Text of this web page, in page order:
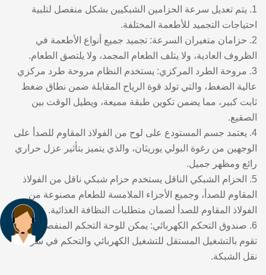
1. يتم تعديل سرعة الحزامين الشبكيين بشكل منفصل لتلبية
احتياجات التجميد للأطعمة المختلفة.
2. حزامان متغيران السرعة: تجميد جميع أنواع الأطعمة في
الظروف العادية، ولا يتلف الطعام المجمد، ولا يلتصق الطعام.
3. مروحة الطرد المركزي: يستخدم النظام مروحة طرد مركزي
عالية الضغط، والتي تولد قوة الرياح المقابلة ضمن نطاق ضغط
ثابت كبير، مما يضمن تكوين طبقة مميعة، ويطيل الوقت بين
الصقيع.
4. يعتمد جسم المستودع على لوح من الفولاذ المقاوم للصدأ على
الوجهين من رغوة البولي يوريثان، والذي يتميز بتأثير عزل حراري
رائع ومظهر جميل.
5. الحزام الشبكي الناقل يستخدم حزام شبكي ناقل من الفولاذ
المقاوم للصدأ، وجميع الأجزاء الملامسة للطعام مصنوعة من
الفولاذ المقاوم للصدأ لضمان متطلبات النظافة الغذائية.
6. صندوق التحكم الكهربائي: يمكن للوحة التحكم المنفصلة أن
تقوم بالتشغيل المستقل للتشغيل الكهربائي والتحكم في سرعة
نقل الشبكة.